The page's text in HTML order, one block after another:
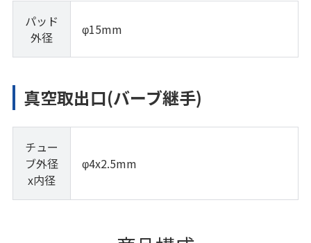
パッド
外径
φ15mm
真空取出口(バーブ継手)
チュー
ブ外径
x内径
φ4x2.5mm